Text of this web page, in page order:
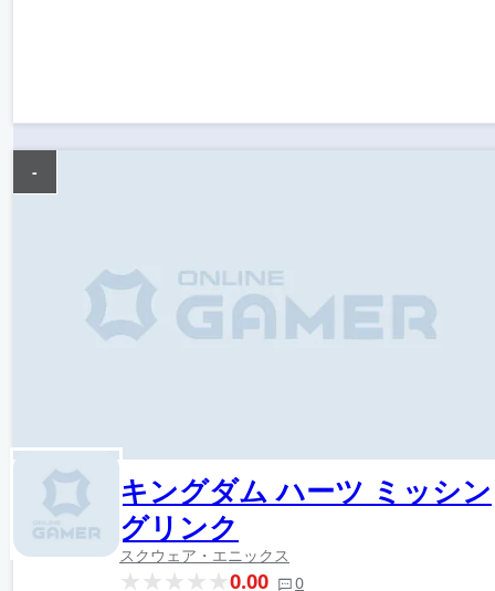
キングダム ハーツ ミッシン
グリンク
スクウェア・エニックス
0.00 0
-